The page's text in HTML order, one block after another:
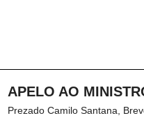
APELO AO
Prezado Camilo Santana,